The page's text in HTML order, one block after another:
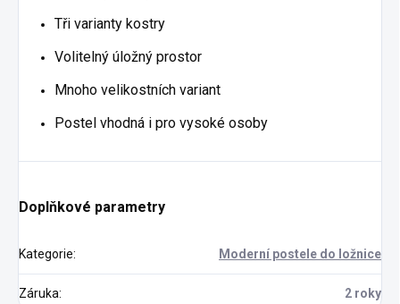
Tři varianty kostry
Volitelný úložný prostor
Mnoho velikostních variant
Postel vhodná i pro vysoké osoby
Doplňkové parametry
Kategorie: Moderní postele do ložnice
Záruka: 2 roky